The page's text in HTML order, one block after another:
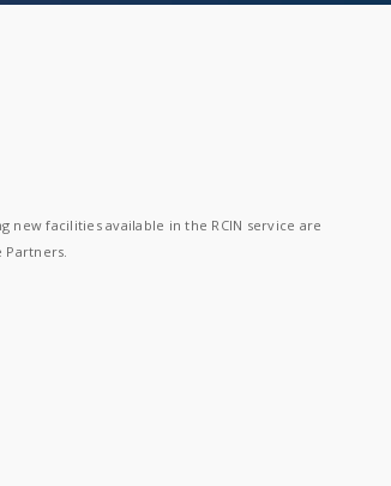
new facilities available in the RCIN service are
Partners.